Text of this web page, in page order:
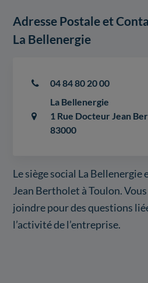
Adresse Postale et
La Bellenergie
04 84 80 20 00
La Bellenergie
1 Rue Docteur Jean
83000
Le siège social La Bellenergie
Jean Bertholet à Toulon.
joindre pour des questions
l’activité de l’entreprise.